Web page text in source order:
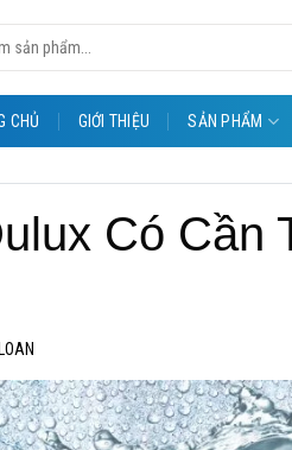
CHỦ GIỚI THIỆU SẢN PHẨM
Có Cần